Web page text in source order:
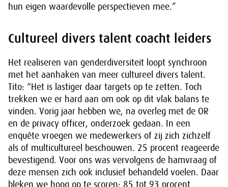
hun eigen waardevolle perspectieven mee.”
Cultureel divers talent coacht leiders
Het realiseren van genderdiversiteit loopt synchroon
met het aanhaken van meer cultureel divers talent.
Tito: “Het is lastiger daar targets op te zetten. Toch
trekken we er hard aan om ook op dit vlak balans te
vinden. Vorig jaar hebben we, na overleg met de OR
en de privacy officer, onderzoek gedaan. In een
enquête vroegen we medewerkers of zij zich zichzelf
als of multicultureel beschouwen. 25 procent reageerde
bevestigend. Voor ons was vervolgens de hamvraag of
deze mensen zich ook inclusief behandeld voelen. Daar
bleken we hoog op te scoren: 85 tot 93 procent